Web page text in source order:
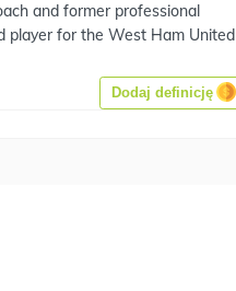
and former professional
player for the West Ham United
Dodaj definicję